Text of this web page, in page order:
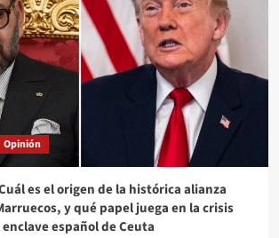
Opinión
es el origen de la histórica alianza
y qué papel juega en la crisis
español de Ceuta